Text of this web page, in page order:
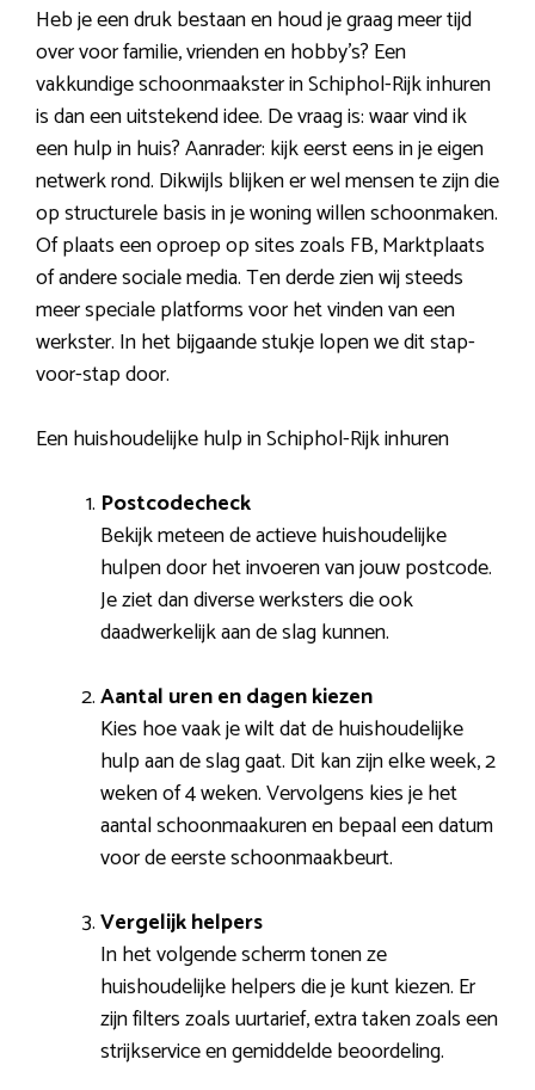
Heb je een druk bestaan en houd je graag meer tijd
over voor familie, vrienden en hobby’s? Een
vakkundige schoonmaakster in Schiphol-Rijk inhuren
is dan een uitstekend idee. De vraag is: waar vind ik
een hulp in huis? Aanrader: kijk eerst eens in je eigen
netwerk rond. Dikwijls blijken er wel mensen te zijn die
op structurele basis in je woning willen schoonmaken.
Of plaats een oproep op sites zoals FB, Marktplaats
of andere sociale media. Ten derde zien wij steeds
meer speciale platforms voor het vinden van een
werkster. In het bijgaande stukje lopen we dit stap-
voor-stap door.
Een huishoudelijke hulp in Schiphol-Rijk inhuren
Postcodecheck
Bekijk meteen de actieve huishoudelijke
hulpen door het invoeren van jouw postcode.
Je ziet dan diverse werksters die ook
daadwerkelijk aan de slag kunnen.
Aantal uren en dagen kiezen
Kies hoe vaak je wilt dat de huishoudelijke
hulp aan de slag gaat. Dit kan zijn elke week, 2
weken of 4 weken. Vervolgens kies je het
aantal schoonmaakuren en bepaal een datum
voor de eerste schoonmaakbeurt.
Vergelijk helpers
In het volgende scherm tonen ze
huishoudelijke helpers die je kunt kiezen. Er
zijn filters zoals uurtarief, extra taken zoals een
strijkservice en gemiddelde beoordeling.